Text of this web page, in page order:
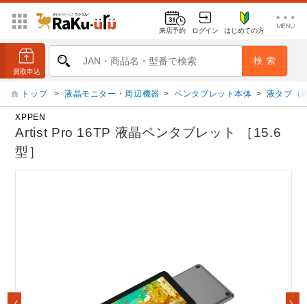
来店予約 ログイン はじめての方
トップ > 液晶モニター・周辺機器 > ペンタブレット本体 > 液タブ（
XPPEN
Artist Pro 16TP 液晶ペンタブレット ［15.6
型］